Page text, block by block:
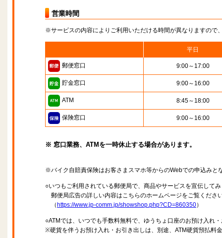
営業時間
※サービスの内容によりご利用いただける時間が異なりますので
平日
郵便窓口 9:00～17:00
貯金窓口 9:00～16:00
ATM 8:45～18:00
保険窓口 9:00～16:00
※ 窓口業務、ATMを一時休止する場合があります。
※バイク自賠責保険はお客さまスマホ等からのWebでの申込みと
○いつもご利用されている郵便局で、商品やサービスを宣伝して
郵便局広告の詳しい内容はこちらのホームページをご覧くださ
（ https://www.jp-comm.jp/showshop.php?CD=860350）
○ATMでは、いつでも手数料無料で、ゆうちょ口座のお預け入れ
※硬貨を伴うお預け入れ・お引き出しは、別途、ATM硬貨預払料